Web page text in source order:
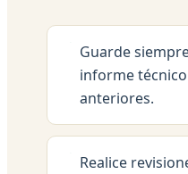
Guarde
informe
anteriores.
Realice